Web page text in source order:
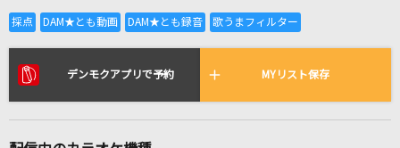
全国りれき
リアルタイムで歌われている曲の一覧
デンモクアプリで予約 MYリスト保存